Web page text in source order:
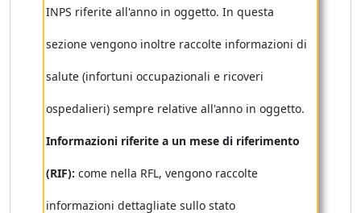
INPS riferite all'anno in oggetto. In questa
sezione vengono inoltre raccolte informazioni di
salute (infortuni occupazionali e ricoveri
ospedalieri) sempre relative all'anno in oggetto.
Informazioni riferite a un mese di riferimento
(RIF): come nella RFL, vengono raccolte
informazioni dettagliate sullo stato